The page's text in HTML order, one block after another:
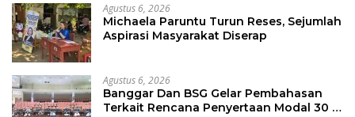
Agustus 6, 2026
Michaela Paruntu Turun Reses, Sejumlah
Aspirasi Masyarakat Diserap
Agustus 6, 2026
Banggar Dan BSG Gelar Pembahasan
Terkait Rencana Penyertaan Modal 30 M